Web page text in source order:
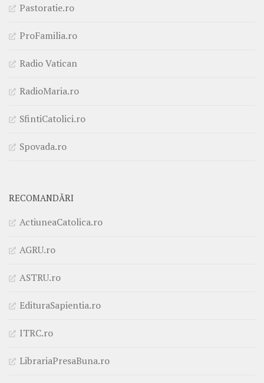
Pastoratie.ro
ProFamilia.ro
Radio Vatican
RadioMaria.ro
SfintiCatolici.ro
Spovada.ro
RECOMANDĂRI
ActiuneaCatolica.ro
AGRU.ro
ASTRU.ro
EdituraSapientia.ro
ITRC.ro
LibrariaPresaBuna.ro